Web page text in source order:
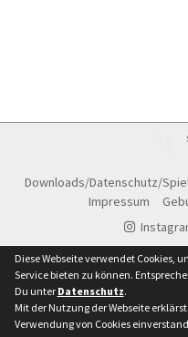
Downloads/Datenschutz/
Impressum
Diese Webseite verwendet Cookies,
Service bieten zu können.
Du unter Datenschutz.
Mit der Nutzung der Webseite
Verwendung von Cookies